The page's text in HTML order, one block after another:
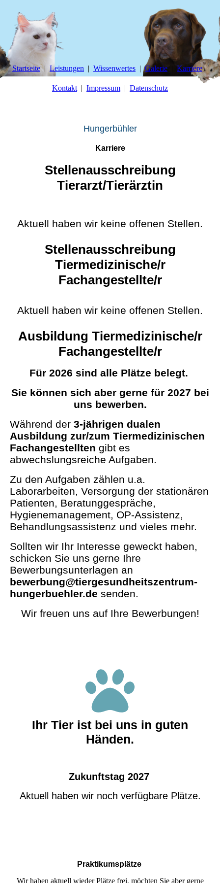
Startseite Leistungen Wissenwertes Galerie Karriere
Kontakt Impressum Datenschutz
Hungerbühler
Karriere
Stellenausschreibung
Tierarzt/Tierärztin
Aktuell haben wir keine offenen Stellen.
Stellenausschreibung
Tiermedizinische/r
Fachangestellte/r
Aktuell haben wir keine offenen Stellen.
Ausbildung Tiermedizinische/r
Fachangestellte/r
Für 2026 sind alle Plätze belegt.
Sie können sich aber gerne für 2027 bei
uns bewerben.
Während der 3-jährigen dualen
Ausbildung zur/zum Tiermedizinischen
Fachangestellten gibt es
abwechslungsreiche Aufgaben.
Zu den Aufgaben zählen u.a.
Laborarbeiten, Versorgung der stationären
Patienten, Beratunggespräche,
Hygienemanagement, OP-Assistenz,
Behandlungsassistenz und vieles mehr.
Sollten wir Ihr Interesse geweckt haben,
schicken Sie uns gerne Ihre
Bewerbungsunterlagen an
bewerbung@tiergesundheitszentrum-
hungerbuehler.de senden.
Wir freuen uns auf Ihre Bewerbungen!
Ihr Tier ist bei uns in guten
Händen.
Zukunftstag 2027
Aktuell haben wir noch verfügbare Plätze.
Praktikumsplätze
Wir haben aktuell wieder Plätze frei, möchten Sie aber gerne